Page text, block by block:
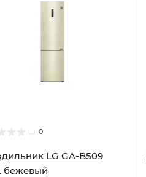
0
LG GA-B509
бежевый